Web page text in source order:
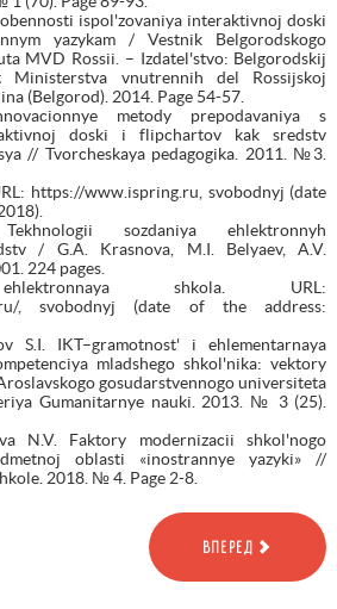
ispol'zovaniya interaktivnoj doski
yazykam / Vestnik Belgorodskogo
MVD Rossii. – Izdatel'stvo: Belgorodskij
Ministerstva vnutrennih del Rossijskoj
(Belgorod). 2014. Page 54-57.
metody prepodavaniya s
doski i flipchartov kak sredstv
// Tvorcheskaya pedagogika. 2011. №3.
https://www.ispring.ru, svobodnyj (date
sozdaniya ehlektronnyh
/ G.A. Krasnova, M.I. Belyaev, A.V.
224 pages.
shkola. URL:
, svobodnyj (date of the address:
S.I. IKT–gramotnost' i ehlementarnaya
mladshego shkol'nika: vektory
gosudarstvennogo universiteta
Gumanitarnye nauki. 2013. № 3 (25).
N.V. Faktory modernizacii shkol'nogo
oblasti «inostrannye yazyki» //
2018. № 4. Page 2-8.
ВПЕРЕД